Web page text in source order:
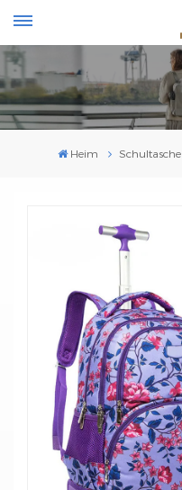
Heim Schultasche